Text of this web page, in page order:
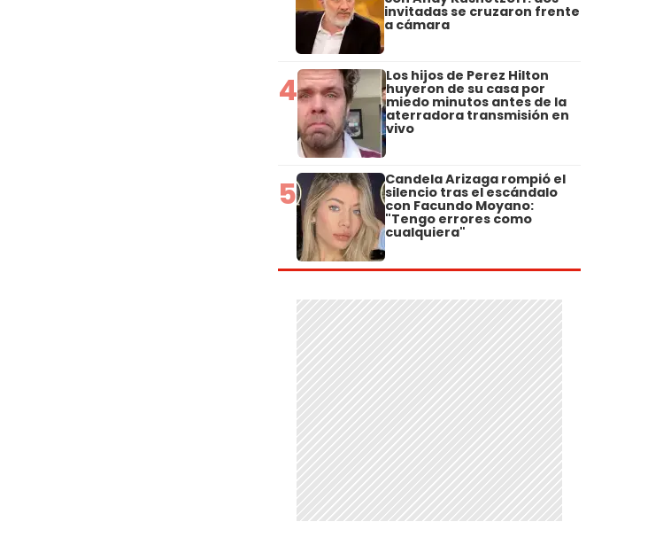
invitadas se cruzaron frente
a cámara
4 Los hijos de Perez Hilton
huyeron de su casa por
miedo minutos antes de la
aterradora transmisión en
vivo
5 Candela Arizaga rompió el
silencio tras el escándalo
con Facundo Moyano:
"Tengo errores como
cualquiera"